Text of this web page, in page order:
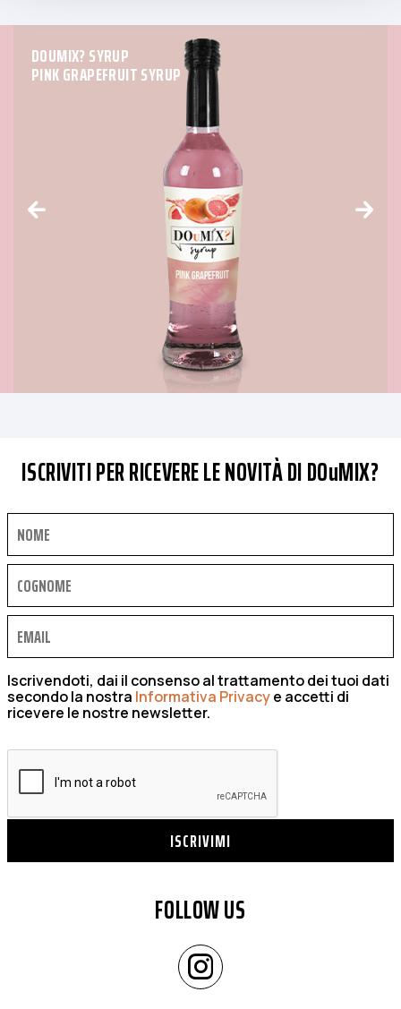
DOUMIX? SYRUP
PINK GRAPEFRUIT SYRUP
ISCRIVITI PER RICEVERE LE NOVITÀ DI DOuMIX?
Iscrivendoti, dai il consenso al trattamento dei tuoi dati
secondo la nostra Informativa Privacye accetti di
ricevere le nostre newsletter.
ISCRIVIMI
FOLLOW US